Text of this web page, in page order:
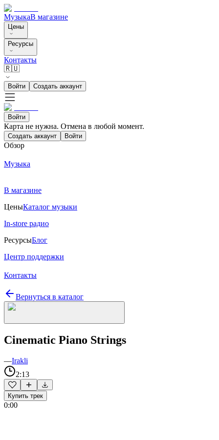
МузыкаВ магазине
Цены
Ресурсы
Контакты
🇷🇺
Войти Создать аккаунт
Войти
Карта не нужна. Отмена в любой момент.
Создать аккаунт Войти
Обзор
Музыка
В магазине
ЦеныКаталог музыки
In-store радио
РесурсыБлог
Центр поддержки
Контакты
Вернуться в каталог
Cinematic Piano Strings
—Irakli
2:13
Купить трек
0:00